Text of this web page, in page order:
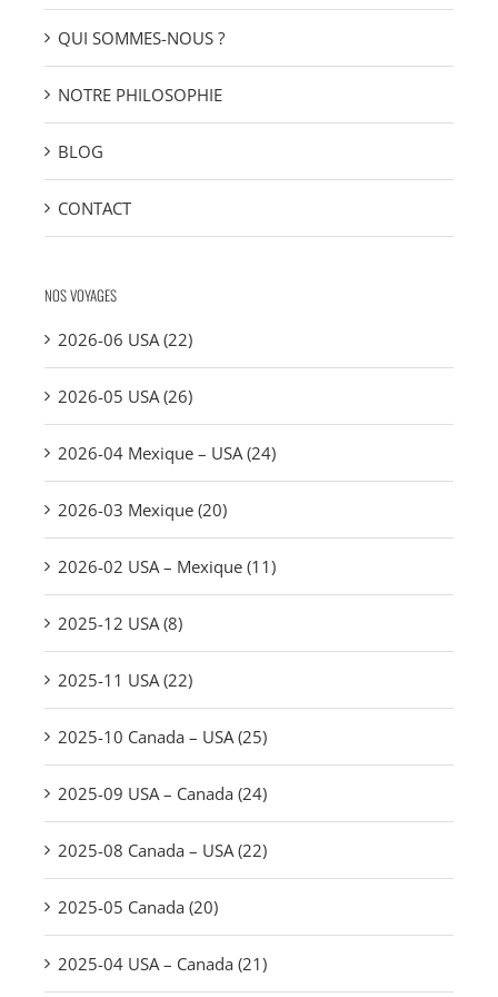
QUI SOMMES-NOUS ?
NOTRE PHILOSOPHIE
BLOG
CONTACT
NOS VOYAGES
2026-06 USA (22)
2026-05 USA (26)
2026-04 Mexique – USA (24)
2026-03 Mexique (20)
2026-02 USA – Mexique (11)
2025-12 USA (8)
2025-11 USA (22)
2025-10 Canada – USA (25)
2025-09 USA – Canada (24)
2025-08 Canada – USA (22)
2025-05 Canada (20)
2025-04 USA – Canada (21)